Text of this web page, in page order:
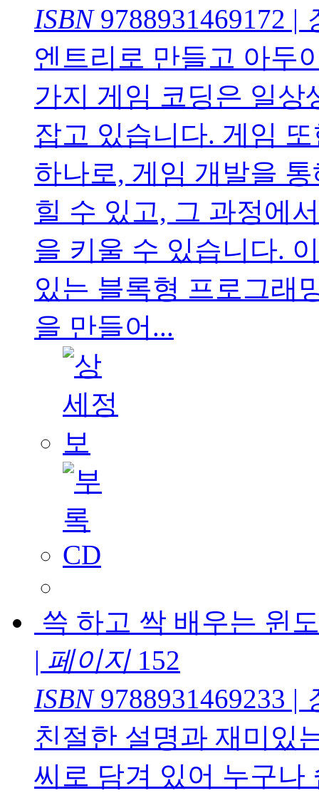
ISBN9788931469172 |
엔트리로 만들고 아두
가지 게임 코딩은 일상
잡고 있습니다. 게임
하나로, 게임 개발을
힐 수 있고, 그 과정에
을 키울 수 있습니다.
있는 블록형 프로그래
을 만들어...
쓱 하고 싹 배우는 윈
| 페이지152
ISBN9788931469233 |
친절한 설명과 재미있
씨로 담겨 있어 누구나